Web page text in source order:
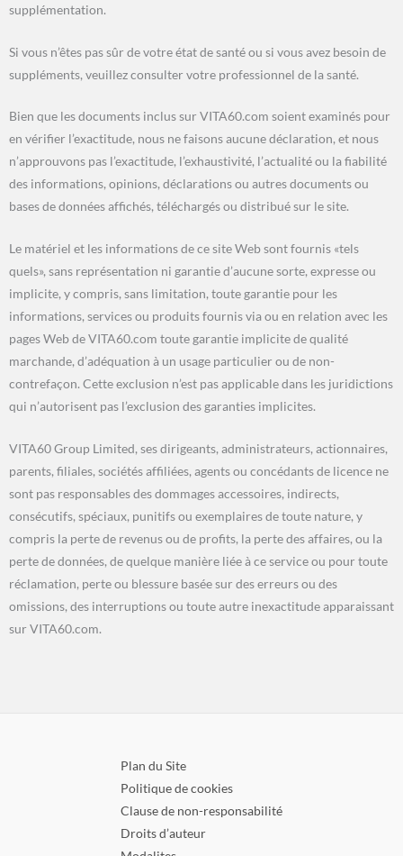
supplémentation.
Si vous n’êtes pas sûr de votre état de santé ou si vous avez besoin de
suppléments, veuillez consulter votre professionnel de la santé.
Bien que les documents inclus sur VITA60.com soient examinés pour
en vérifier l’exactitude, nous ne faisons aucune déclaration, et nous
n’approuvons pas l’exactitude, l’exhaustivité, l’actualité ou la fiabilité
des informations, opinions, déclarations ou autres documents ou
bases de données affichés, téléchargés ou distribué sur le site.
Le matériel et les informations de ce site Web sont fournis «tels
quels», sans représentation ni garantie d’aucune sorte, expresse ou
implicite, y compris, sans limitation, toute garantie pour les
informations, services ou produits fournis via ou en relation avec les
pages Web de VITA60.com toute garantie implicite de qualité
marchande, d’adéquation à un usage particulier ou de non-
contrefaçon. Cette exclusion n’est pas applicable dans les juridictions
qui n’autorisent pas l’exclusion des garanties implicites.
VITA60 Group Limited, ses dirigeants, administrateurs, actionnaires,
parents, filiales, sociétés affiliées, agents ou concédants de licence ne
sont pas responsables des dommages accessoires, indirects,
consécutifs, spéciaux, punitifs ou exemplaires de toute nature, y
compris la perte de revenus ou de profits, la perte des affaires, ou la
perte de données, de quelque manière liée à ce service ou pour toute
réclamation, perte ou blessure basée sur des erreurs ou des
omissions, des interruptions ou toute autre inexactitude apparaissant
sur VITA60.com.
Plan du Site
Politique de cookies
Clause de non-responsabilité
Droits d’auteur